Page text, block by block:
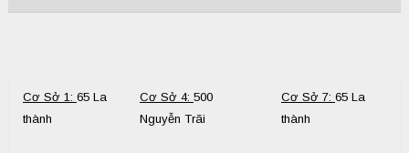
Cơ Sở 1: 65 La
thành
Cơ Sở 4: 500
Nguyễn Trãi
Cơ Sở 7: 65 La
thành